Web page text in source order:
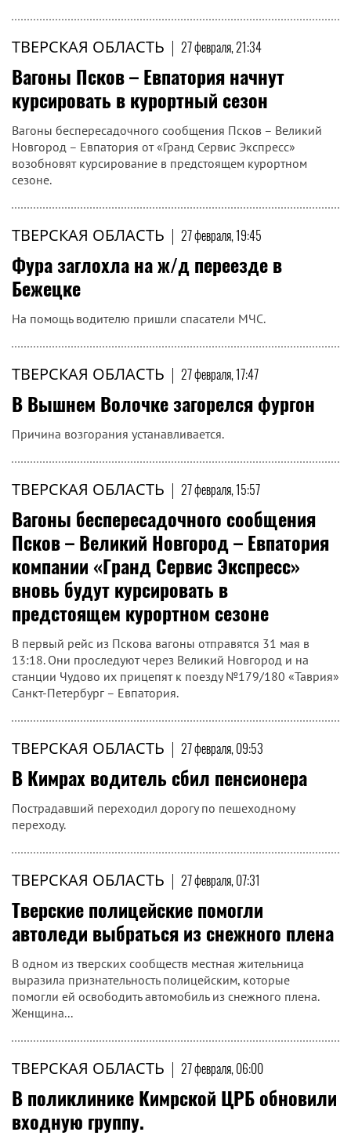
ТВЕРСКАЯ ОБЛАСТЬ | 27 февраля, 21:34
Вагоны Псков – Евпатория начнут
курсировать в курортный сезон
Вагоны беспересадочного сообщения Псков – Великий
Новгород – Евпатория от «Гранд Сервис Экспресс»
возобновят курсирование в предстоящем курортном
сезоне.
ТВЕРСКАЯ ОБЛАСТЬ | 27 февраля, 19:45
Фура заглохла на ж/д переезде в
Бежецке
На помощь водителю пришли спасатели МЧС.
ТВЕРСКАЯ ОБЛАСТЬ | 27 февраля, 17:47
В Вышнем Волочке загорелся фургон
Причина возгорания устанавливается.
ТВЕРСКАЯ ОБЛАСТЬ | 27 февраля, 15:57
Вагоны беспересадочного сообщения
Псков – Великий Новгород – Евпатория
компании «Гранд Сервис Экспресс»
вновь будут курсировать в
предстоящем курортном сезоне
В первый рейс из Пскова вагоны отправятся 31 мая в
13:18. Они проследуют через Великий Новгород и на
станции Чудово их прицепят к поезду №179/180 «Таврия»
Санкт-Петербург – Евпатория.
ТВЕРСКАЯ ОБЛАСТЬ | 27 февраля, 09:53
В Кимрах водитель сбил пенсионера
Пострадавший переходил дорогу по пешеходному
переходу.
ТВЕРСКАЯ ОБЛАСТЬ | 27 февраля, 07:31
Тверские полицейские помогли
автоледи выбраться из снежного плена
В одном из тверских сообществ местная жительница
выразила признательность полицейским, которые
помогли ей освободить автомобиль из снежного плена.
Женщина...
ТВЕРСКАЯ ОБЛАСТЬ | 27 февраля, 06:00
В поликлинике Кимрской ЦРБ обновили
входную группу.